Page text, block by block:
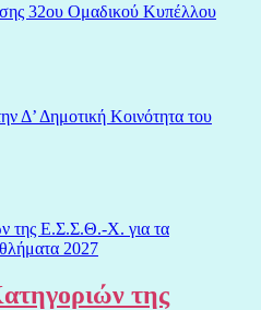
32ου Ομαδικού Κυπέλλου
Δ’ Δημοτική Κοινότητα του
της